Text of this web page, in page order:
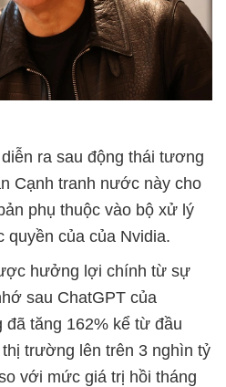
ra sau động thái tương
Cạnh tranh nước này cho
phụ thuộc vào bộ xử lý
quyền của của Nvidia.
hưởng lợi chính từ sự
sau ChatGPT của
đã tăng 162% kể từ đầu
trường lên trên 3 nghìn tỷ
với mức giá trị hồi tháng